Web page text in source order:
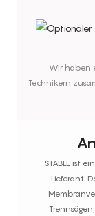
Wir haben
Technikern
STABLE ist
Lieferant.